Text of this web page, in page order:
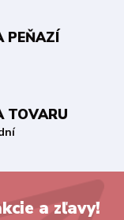
PEŇAZÍ
TOVARU
a zľavy!